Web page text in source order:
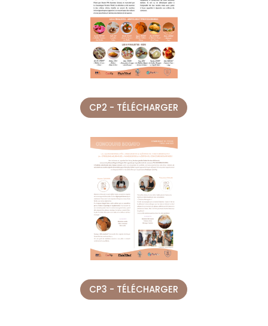
CP2 - TÉLÉCHARGER
CP3 - TÉLÉCHARGER